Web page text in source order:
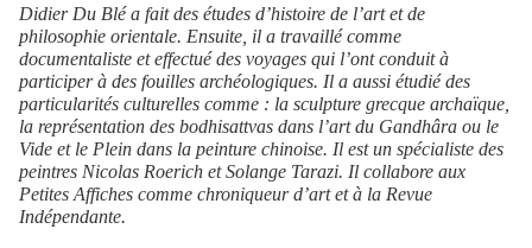
Didier Du Blé a fait des études d’histoire de l’art et de
philosophie orientale. Ensuite, il a travaillé comme
documentaliste et effectué des voyages qui l’ont conduit à
participer à des fouilles archéologiques. Il a aussi étudié des
particularités culturelles comme : la sculpture grecque archaïque,
la représentation des bodhisattvas dans l’art du Gandhâra ou le
Vide et le Plein dans la peinture chinoise. Il est un spécialiste des
peintres Nicolas Roerich et Solange Tarazi. Il collabore aux
Petites Affiches comme chroniqueur d’art et à la Revue
Indépendante.